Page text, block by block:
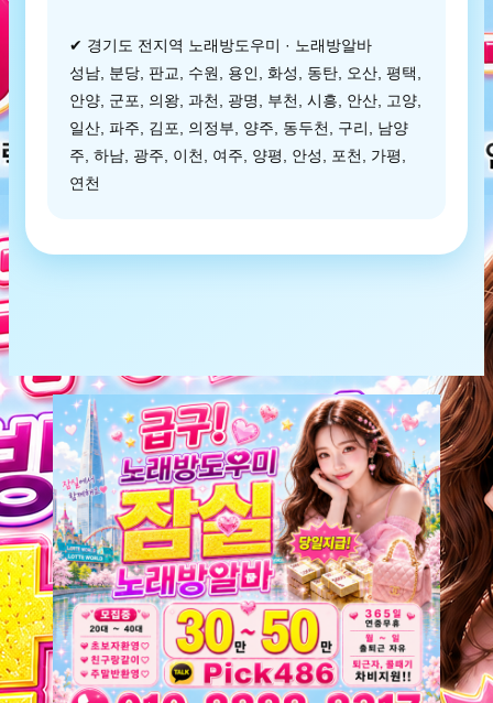
✔ 경기도 전지역 노래방도우미 · 노래방알바
성남, 분당, 판교, 수원, 용인, 화성, 동탄, 오산, 평택,
안양, 군포, 의왕, 과천, 광명, 부천, 시흥, 안산, 고양,
일산, 파주, 김포, 의정부, 양주, 동두천, 구리, 남양
주, 하남, 광주, 이천, 여주, 양평, 안성, 포천, 가평,
연천